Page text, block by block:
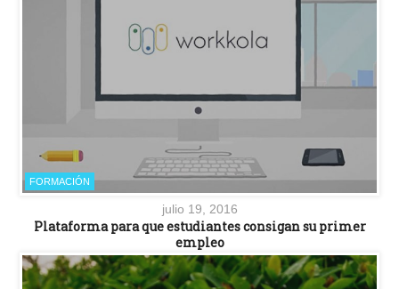
FORMACIÓN
julio 19, 2016
Plataforma para que estudiantes consigan su primer
empleo